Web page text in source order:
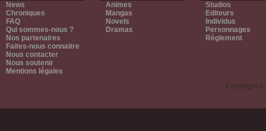
News
Chroniques
FAQ
Qui sommes-nous ?
Nos partenaires
Faites-nous connaitre
Nous contacter
Nous soutenir
Mentions légales
Animes
Mangas
Novels
Dramas
Studios
Editeurs
Individus
Personnages
Règlement
Copyright ©